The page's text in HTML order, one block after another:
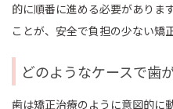
的に順番に進める必要がありま
ことが、安全で負担の少ない矯
どのようなケースで歯
歯は矯正治療のように意図的に